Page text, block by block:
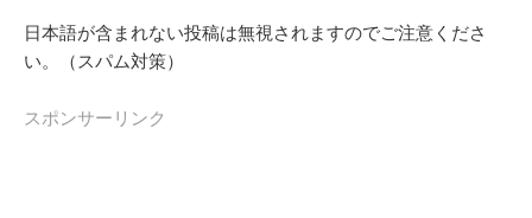
日本語が含まれない投稿は無視されますのでご注意くださ
い。（スパム対策）
スポンサーリンク